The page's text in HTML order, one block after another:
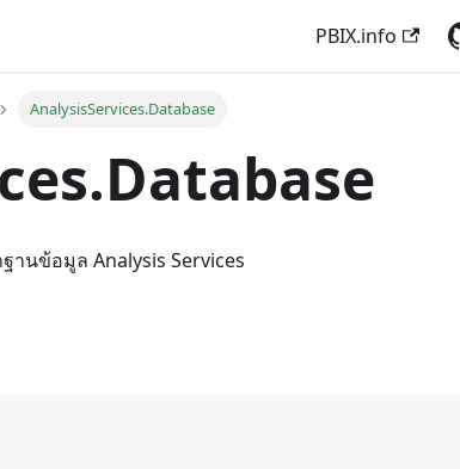
PBIX.info
AnalysisServices.Database
านข้อมูล Analysis Services